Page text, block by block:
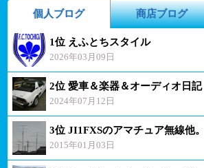
個人ブログ 商店ブログ
1位 えふとちスタイル
2026年03月09日
2位 愛車＆楽器＆オーディオ日記
2024年07月12日
3位 JI1FXSのアマチュア無線他。
2015年01月03日